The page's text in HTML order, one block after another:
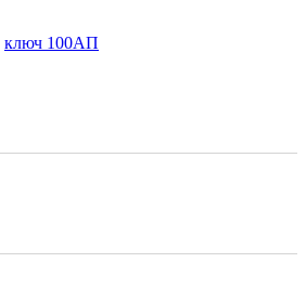
ключ 100АП